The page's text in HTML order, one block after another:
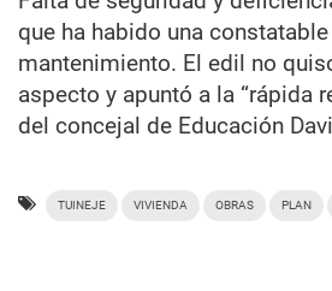
que ha habido una
mantenimiento. El edil no
aspecto y apuntó a la “rápida
del concejal de Educación
TUINEJE VIVIENDA OBRAS PLAN